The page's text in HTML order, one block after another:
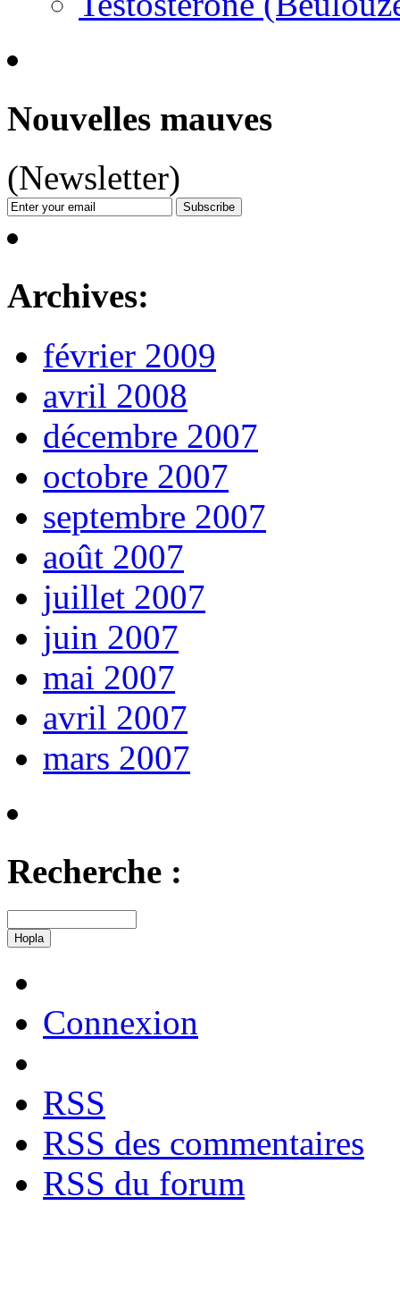
Nouvelles mauves
(Newsletter)
Archives:
février 2009
avril 2008
décembre 2007
octobre 2007
septembre 2007
août 2007
juillet 2007
juin 2007
mai 2007
avril 2007
mars 2007
Recherche :
Connexion
RSS
RSS des commentaires
RSS du forum